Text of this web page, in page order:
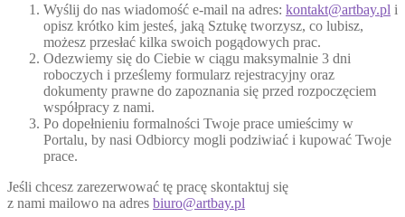
Wyślij do nas wiadomość e-mail na adres: kontakt@artbay.pl i
opisz krótko kim jesteś, jaką Sztukę tworzysz, co lubisz,
możesz przesłać kilka swoich pogądowych prac.
Odezwiemy się do Ciebie w ciągu maksymalnie 3 dni
roboczych i prześlemy formularz rejestracyjny oraz
dokumenty prawne do zapoznania się przed rozpoczęciem
współpracy z nami.
Po dopełnieniu formalności Twoje prace umieścimy w
Portalu, by nasi Odbiorcy mogli podziwiać i kupować Twoje
prace.
Jeśli chcesz zarezerwować tę pracę skontaktuj się
z nami mailowo na adres biuro@artbay.pl